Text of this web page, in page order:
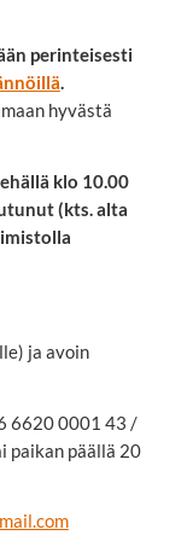
perinteisesti
.
hyvästä
klo 10.00
(kts. alta
ja avoin
6620 0001 43 /
paikan päällä 20